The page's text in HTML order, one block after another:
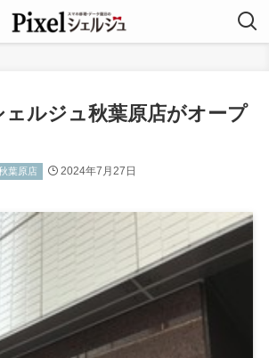
ルジュ秋葉原店がオープ
葉原店 2024年7月27日